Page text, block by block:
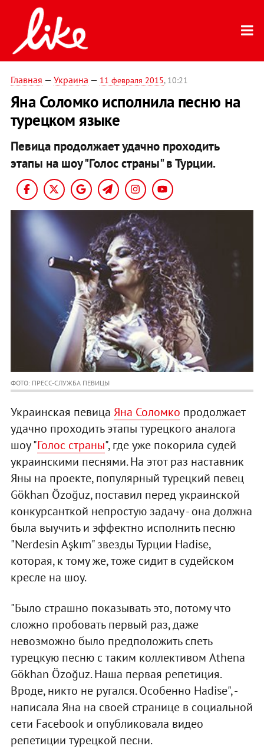
Главная — Украина — 11 февраля 2015, 10:21
Яна Соломко исполнила песню на
турецком языке
Певица продолжает удачно проходить
этапы на шоу "Голос страны" в Турции.
ФОТО: ПРЕСС-СЛУЖБА ПЕВИЦЫ
Украинская певица Яна Соломко продолжает
удачно проходить этапы турецкого аналога
шоу "Голос страны", где уже покорила судей
украинскими песнями. На этот раз наставник
Яны на проекте, популярный турецкий певец
Gökhan Özoğuz, поставил перед украинской
конкурсанткой непростую задачу - она должна
была выучить и эффектно исполнить песню
"Nerdesin Aşkım" звезды Турции Hadise,
которая, к тому же, тоже сидит в судейском
кресле на шоу.
"Было страшно показывать это, потому что
сложно пробовать первый раз, даже
невозможно было предположить спеть
турецкую песню с таким коллективом Athena
Gökhan Özoğuz. Наша первая репетиция.
Вроде, никто не ругался. Особенно Hadise", -
написала Яна на своей странице в социальной
сети Facebook и опубликовала видео
репетиции турецкой песни.